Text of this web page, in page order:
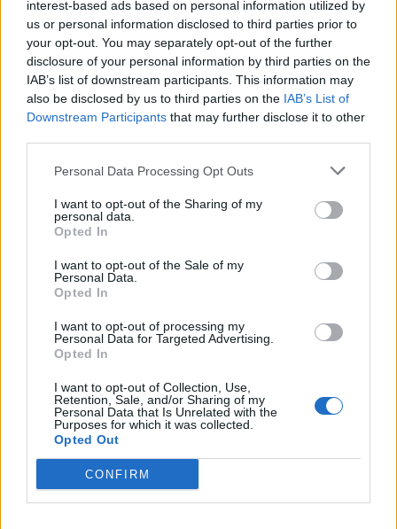
interest-based ads based on personal information utilized by
us or personal information disclosed to third parties prior to
your opt-out. You may separately opt-out of the further
disclosure of your personal information by third parties on the
IAB’s list of downstream participants. This information may
also be disclosed by us to third parties on the IAB’s List of
Downstream Participants that may further disclose it to other
Personal Data Processing Opt Outs
I want to opt-out of the Sharing of my
personal data.
Opted In
I want to opt-out of the Sale of my
Personal Data.
Opted In
I want to opt-out of processing my
Personal Data for Targeted Advertising.
Opted In
I want to opt-out of Collection, Use,
Retention, Sale, and/or Sharing of my
Personal Data that Is Unrelated with the
Purposes for which it was collected.
Opted Out
CONFIRM
συγκρούστηκε με μηχανή αστυνομικών της ΔΙΑΣ - Δείτε
βίντεο
Νέα πρόκληση Φιντάν: «Η σταθερότητα στην Κύπρο
οφείλεται στην παρουσία Τούρκων στρατιωτών»
22:53
Διακινούσαν ναρκωτικά στην Πανεπιστημιούπολη του
22:45
Σητεία: Ένα τσιγάρο παραλίγο να βάλει φωτιά στις
22:38
influencer
Νέο χτύπημα στα Στενά του Ορμούζ: Βλήμα έπληξε
πλοίο κοντά στο Khasab του Ομάν
Παράνοια σε γάμο στη Μαδέρα: Νόμιζαν ότι
παντρεύονται ο Κριστιάνο Ρονάλντο με την Χεορχίνα -
Βίντεο